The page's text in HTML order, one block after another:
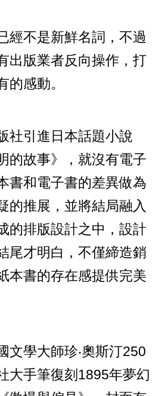
經不是新鮮名詞，不過
出版業者反向操作，打
的感動。
社引進日本話題小說
的故事》，就沒有電子
書和電子書的差異做為
的推展，並將結局融入
的排版設計之中，設計
尾才明白，不僅締造銷
本書的存在感提供完美
文學大師珍‧奧斯汀250
大手筆復刻1895年夢幻